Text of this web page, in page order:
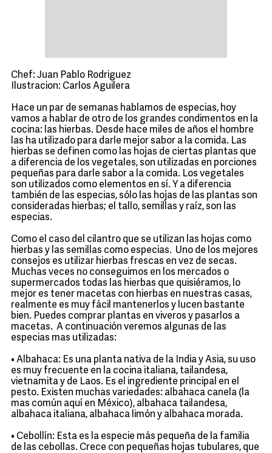
Chef: Juan Pablo Rodriguez
Ilustracion: Carlos Aguilera
Hace un par de semanas hablamos de especias, hoy
vamos a hablar de otro de los grandes condimentos en la
cocina: las hierbas. Desde hace miles de años el hombre
las ha utilizado para darle mejor sabor a la comida. Las
hierbas se definen como las hojas de ciertas plantas que
a diferencia de los vegetales, son utilizadas en porciones
pequeñas para darle sabor a la comida. Los vegetales
son utilizados como elementos en sí. Y a diferencia
también de las especias, sólo las hojas de las plantas son
consideradas hierbas; el tallo, semillas y raíz, son las
especias.
Como el caso del cilantro que se utilizan las hojas como
hierbas y las semillas como especias. Uno de los mejores
consejos es utilizar hierbas frescas en vez de secas.
Muchas veces no conseguimos en los mercados o
supermercados todas las hierbas que quisiéramos, lo
mejor es tener macetas con hierbas en nuestras casas,
realmente es muy fácil mantenerlos y lucen bastante
bien. Puedes comprar plantas en viveros y pasarlos a
macetas. A continuación veremos algunas de las
especias mas utilizadas:
• Albahaca: Es una planta nativa de la India y Asia, su uso
es muy frecuente en la cocina italiana, tailandesa,
vietnamita y de Laos. Es el ingrediente principal en el
pesto. Existen muchas variedades: albahaca canela (la
mas común aquí en México), albahaca tailandesa,
albahaca italiana, albahaca limón y albahaca morada.
• Cebollín: Esta es la especie más pequeña de la familia
de las cebollas. Crece con pequeñas hojas tubulares, que